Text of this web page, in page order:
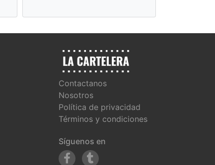
Contactanos
Nosotros
Política de privacidad
Términos y condiciones
Síguenos en